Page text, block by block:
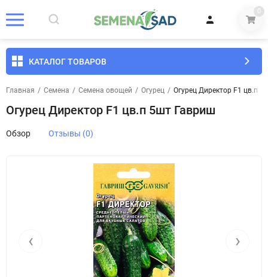
0
КАТАЛОГ ТОВАРОВ
Главная / Семена / Семена овощей / Огурец / Огурец Директор F1 цв.п
Огурец Директор F1 цв.п 5шт Гавриш
Обзор Отзывы (0)
‹ ›